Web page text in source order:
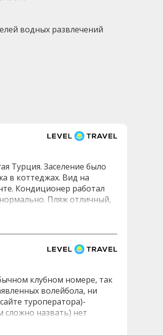
водных развлечений
Турция. Заселение было
в коттеджах. Вид на
Кондиционер работал
Пляж отличный,
и крабиков. Море
картофель фри. Рядом с
прокат катамаранов,
нигде, приходилось
рыба дорада и ещё
мёд в сотах,
персики. Дыни
типа брауни. Всего
турков. Думаю, это
найти, где выдают
у входа на пляж,
клубном номере, так
волейбола, ни
туроператора)-
сложно назвать) нет